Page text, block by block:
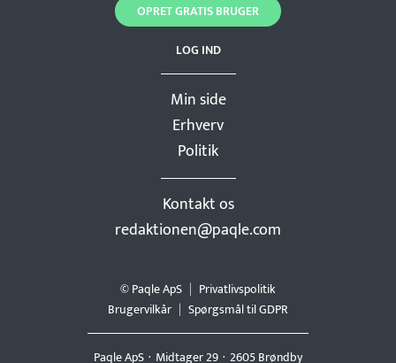
Min side
Erhverv
Politik
Kontakt os
redaktionen@paqle.com
LOG IND
OPRET GRATIS BRUGER
Paqle ApS Midtager 29 2605 Brøndby
© Paqle ApS
Privatlivspolitik
Brugervilkår
Spørgsmål til GDPR